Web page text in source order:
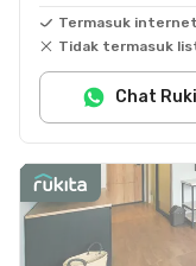
Termasuk
Tidak termasuk
Chat